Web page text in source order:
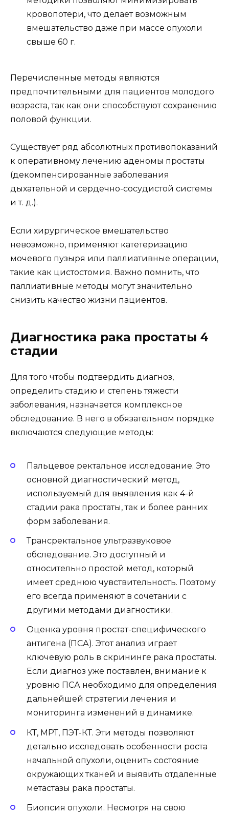
кровопотери, что делает возможным
вмешательство даже при массе опухоли
свыше 60 г.
Перечисленные методы являются
предпочтительными для пациентов молодого
возраста, так как они способствуют сохранению
половой функции.
Существует ряд абсолютных противопоказаний
к оперативному лечению аденомы простаты
(декомпенсированные заболевания
дыхательной и сердечно-сосудистой системы
и т. д.).
Если хирургическое вмешательство
невозможно, применяют катетеризацию
мочевого пузыря или паллиативные операции,
такие как цистостомия. Важно помнить, что
паллиативные методы могут значительно
снизить качество жизни пациентов.
Диагностика рака простаты 4
стадии
Для того чтобы подтвердить диагноз,
определить стадию и степень тяжести
заболевания, назначается комплексное
обследование. В него в обязательном порядке
включаются следующие методы:
Пальцевое ректальное исследование. Это
основной диагностический метод,
используемый для выявления как 4-й
стадии рака простаты, так и более ранних
форм заболевания.
Трансректальное ультразвуковое
обследование. Это доступный и
относительно простой метод, который
имеет среднюю чувствительность. Поэтому
его всегда применяют в сочетании с
другими методами диагностики.
Оценка уровня простат-специфического
антигена (ПСА). Этот анализ играет
ключевую роль в скрининге рака простаты.
Если диагноз уже поставлен, внимание к
уровню ПСА необходимо для определения
дальнейшей стратегии лечения и
мониторинга изменений в динамике.
КТ, МРТ, ПЭТ-КТ. Эти методы позволяют
детально исследовать особенности роста
начальной опухоли, оценить состояние
окружающих тканей и выявить отдаленные
метастазы рака простаты.
Биопсия опухоли. Несмотря на свою